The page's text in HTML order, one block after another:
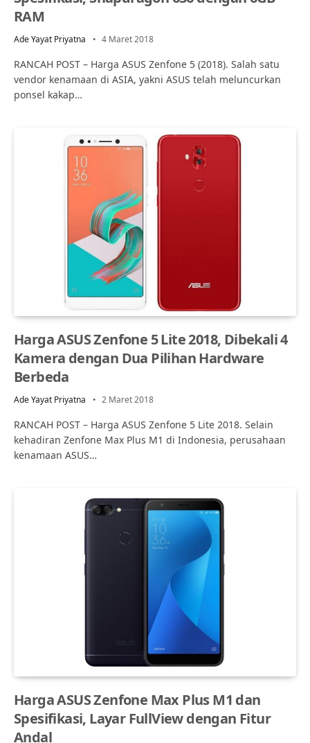
RAM
Ade Yayat Priyatna 4 Maret 2018
RANCAH POST – Harga ASUS Zenfone 5 (2018). Salah satu
vendor kenamaan di ASIA, yakni ASUS telah meluncurkan
ponsel kakap…
Harga ASUS Zenfone 5 Lite 2018, Dibekali 4
Kamera dengan Dua Pilihan Hardware
Berbeda
Ade Yayat Priyatna 2 Maret 2018
RANCAH POST – Harga ASUS Zenfone 5 Lite 2018. Selain
kehadiran Zenfone Max Plus M1 di Indonesia, perusahaan
kenamaan ASUS…
Harga ASUS Zenfone Max Plus M1 dan
Spesifikasi, Layar FullView dengan Fitur
Andal